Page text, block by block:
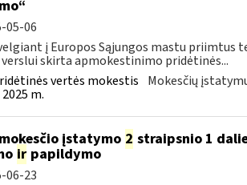
05-06
į Europos Sąjungos mastu priimtus
skirta apmokestinimo pridėtinės...
vertės mokestis Mokesčių
m.
įstatymo 2 straipsnio 1
irpapildymo
06-23